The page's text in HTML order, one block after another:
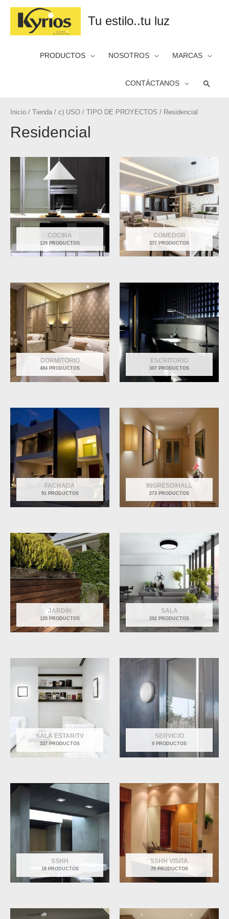
Tu estilo..tu luz
PRODUCTOS NOSOTROS MARCAS
CONTÁCTANOS
Inicio / Tienda / c) USO / TIPO DE PROYECTOS / Residencial
Residencial
COCINA
129 PRODUCTOS
COMEDOR
377 PRODUCTOS
DORMITORIO
484 PRODUCTOS
ESCRITORIO
307 PRODUCTOS
FACHADA
91 PRODUCTOS
INGRESO/HALL
273 PRODUCTOS
JARDÍN
120 PRODUCTOS
SALA
392 PRODUCTOS
SALA ESTAR/TV
337 PRODUCTOS
SERVICIO
9 PRODUCTOS
SSHH
19 PRODUCTOS
SSHH VISITA
70 PRODUCTOS